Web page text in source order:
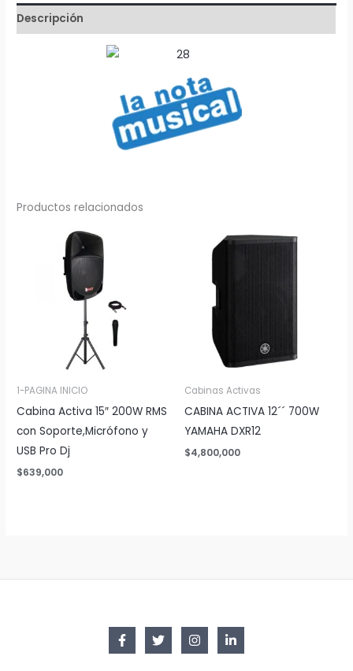
cantidad
Descripción
Productos relacionados
1-PAGINA INICIO
Cabina Activa 15″ 200W RMS
con Soporte,Micrófono y
USB Pro Dj
$639,000
Cabinas Activas
CABINA ACTIVA 12´´ 700W
YAMAHA DXR12
$4,800,000